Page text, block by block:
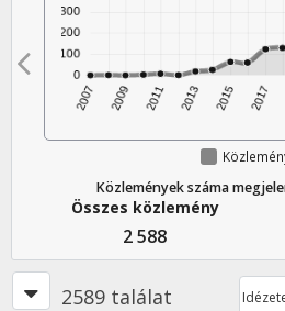
Közlemények száma
Összes közlemény
2 588
2589 találat